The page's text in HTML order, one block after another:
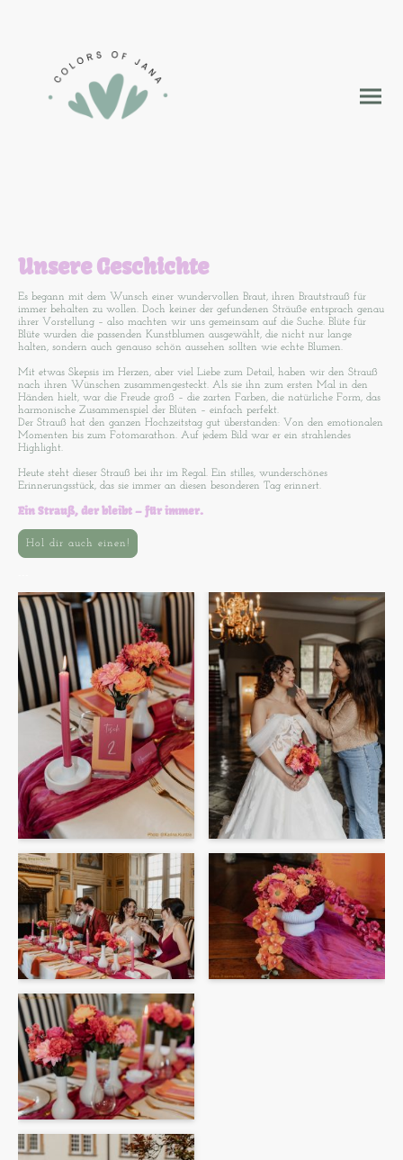
Unsere Geschichte
Es begann mit dem Wunsch einer wundervollen Braut, ihren Brautstrauß für
immer behalten zu wollen. Doch keiner der gefundenen Sträuße entsprach genau
ihrer Vorstellung – also machten wir uns gemeinsam auf die Suche. Blüte für
Blüte wurden die passenden Kunstblumen ausgewählt, die nicht nur lange
halten, sondern auch genauso schön aussehen sollten wie echte Blumen.
Mit etwas Skepsis im Herzen, aber viel Liebe zum Detail, haben wir den Strauß
nach ihren Wünschen zusammengesteckt. Als sie ihn zum ersten Mal in den
Händen hielt, war die Freude groß – die zarten Farben, die natürliche Form, das
harmonische Zusammenspiel der Blüten – einfach perfekt.
Der Strauß hat den ganzen Hochzeitstag gut überstanden: Von den emotionalen
Momenten bis zum Fotomarathon. Auf jedem Bild war er ein strahlendes
Highlight.
Heute steht dieser Strauß bei ihr im Regal. Ein stilles, wunderschönes
Erinnerungsstück, das sie immer an diesen besonderen Tag erinnert.
Ein Strauß, der bleibt – für immer.
Hol dir auch einen!